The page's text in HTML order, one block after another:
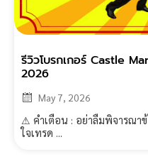
รีวิวโบรกเกอร์ Castle
2026
May 7, 2026
⚠ คำเตือน : อย่าลืมพิจารณา
ใจเทรด ...